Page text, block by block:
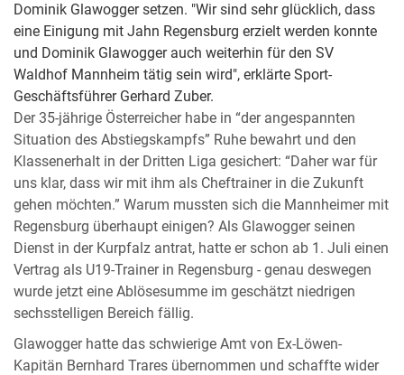
Dominik Glawogger setzen. "Wir sind sehr glücklich, dass
eine Einigung mit Jahn Regensburg erzielt werden konnte
und Dominik Glawogger auch weiterhin für den SV
Waldhof Mannheim tätig sein wird", erklärte Sport-
Geschäftsführer Gerhard Zuber.
Der 35-jährige Österreicher habe in “der angespannten
Situation des Abstiegskampfs” Ruhe bewahrt und den
Klassenerhalt in der Dritten Liga gesichert: “Daher war für
uns klar, dass wir mit ihm als Cheftrainer in die Zukunft
gehen möchten.” Warum mussten sich die Mannheimer mit
Regensburg überhaupt einigen? Als Glawogger seinen
Dienst in der Kurpfalz antrat, hatte er schon ab 1. Juli einen
Vertrag als U19-Trainer in Regensburg - genau deswegen
wurde jetzt eine Ablösesumme im geschätzt niedrigen
sechsstelligen Bereich fällig.
Glawogger hatte das schwierige Amt von Ex-Löwen-
Kapitän Bernhard Trares übernommen und schaffte wider